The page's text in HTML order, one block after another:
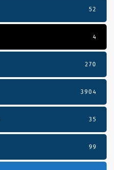
52
4
270
3904
35
99